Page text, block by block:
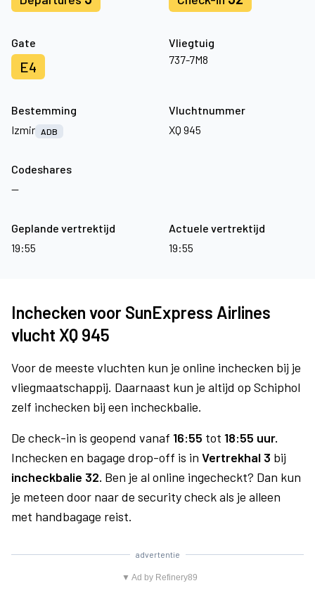
Gate
E4
Vliegtuig
737-7M8
Bestemming
Izmir ADB
Vluchtnummer
XQ 945
Codeshares
—
Geplande vertrektijd
19:55
Actuele vertrektijd
19:55
Inchecken voor SunExpress Airlines
vlucht XQ 945
Voor de meeste vluchten kun je online inchecken bij je
vliegmaatschappij. Daarnaast kun je altijd op Schiphol
zelf inchecken bij een incheckbalie.
De check-in is geopend vanaf 16:55 tot 18:55 uur.
Inchecken en bagage drop-off is in Vertrekhal 3 bij
incheckbalie 32. Ben je al online ingecheckt? Dan kun
je meteen door naar de security check als je alleen
met handbagage reist.
advertentie
▼ Ad by Refinery89